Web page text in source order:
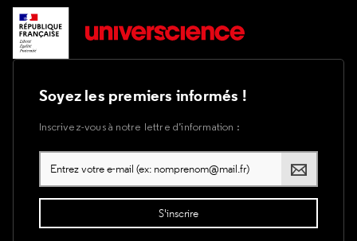
Soyez les premiers informés !
Inscrivez-vous à notre lettre d’information :